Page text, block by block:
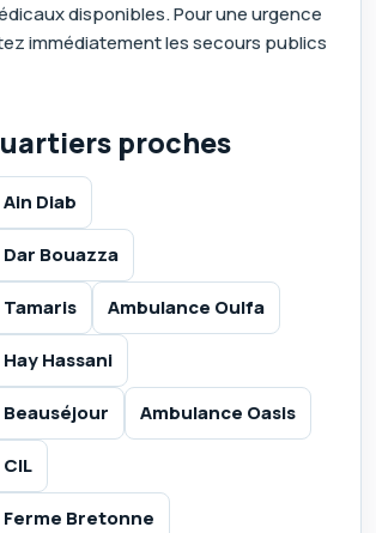
disponibles. Pour une urgence
immédiatement les secours publics
proches
Diab
Bouazza
Ambulance Oulfa
Hassani
Ambulance Oasis
Bretonne